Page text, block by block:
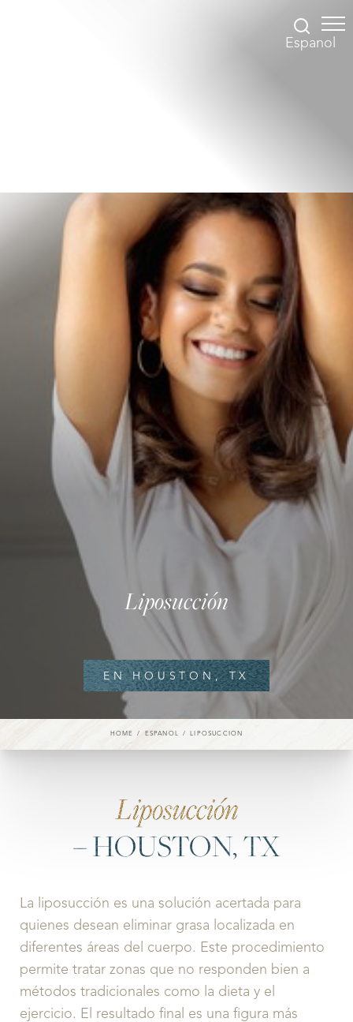
Espanol
Liposucción
EN HOUSTON, TX
HOME ESPANOL LIPOSUCCION
Liposucción
– HOUSTON, TX
La liposucción es una solución acertada para
quienes desean eliminar grasa localizada en
diferentes áreas del cuerpo. Este procedimiento
permite tratar zonas que no responden bien a
métodos tradicionales como la dieta y el
ejercicio. El resultado final es una figura más
Contrast Mode Highlight Links